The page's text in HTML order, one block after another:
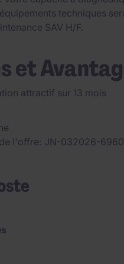
techniques
SAV H/F.
et
attractif sur 13 mois
l'offre JN-032026-